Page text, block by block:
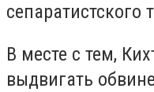
сепаратистского
В месте с тем,
выдвигать